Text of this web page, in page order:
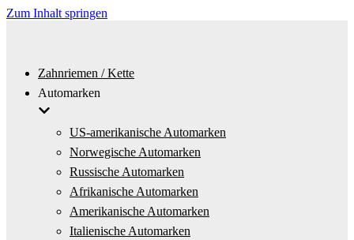
Zum Inhalt springen
Zahnriemen / Kette
Automarken
US-amerikanische Automarken
Norwegische Automarken
Russische Automarken
Afrikanische Automarken
Amerikanische Automarken
Italienische Automarken